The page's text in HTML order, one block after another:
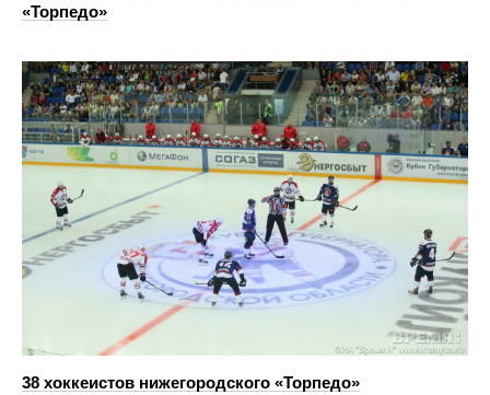
«Торпедо»
38 хоккеистов нижегородского «Торпедо»